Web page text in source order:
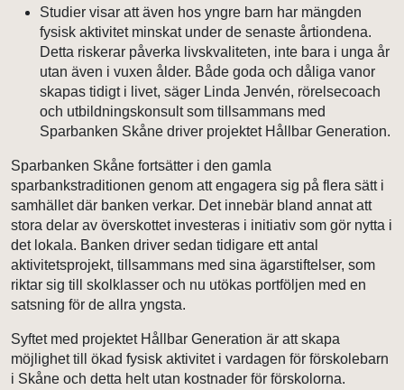
Studier visar att även hos yngre barn har mängden
fysisk aktivitet minskat under de senaste årtiondena.
Detta riskerar påverka livskvaliteten, inte bara i unga år
utan även i vuxen ålder. Både goda och dåliga vanor
skapas tidigt i livet, säger Linda Jenvén, rörelsecoach
och utbildningskonsult som tillsammans med
Sparbanken Skåne driver projektet Hållbar Generation.
Sparbanken Skåne fortsätter i den gamla
sparbankstraditionen genom att engagera sig på flera sätt i
samhället där banken verkar. Det innebär bland annat att
stora delar av överskottet investeras i initiativ som gör nytta i
det lokala. Banken driver sedan tidigare ett antal
aktivitetsprojekt, tillsammans med sina ägarstiftelser, som
riktar sig till skolklasser och nu utökas portföljen med en
satsning för de allra yngsta.
Syftet med projektet Hållbar Generation är att skapa
möjlighet till ökad fysisk aktivitet i vardagen för förskolebarn
i Skåne och detta helt utan kostnader för förskolorna.